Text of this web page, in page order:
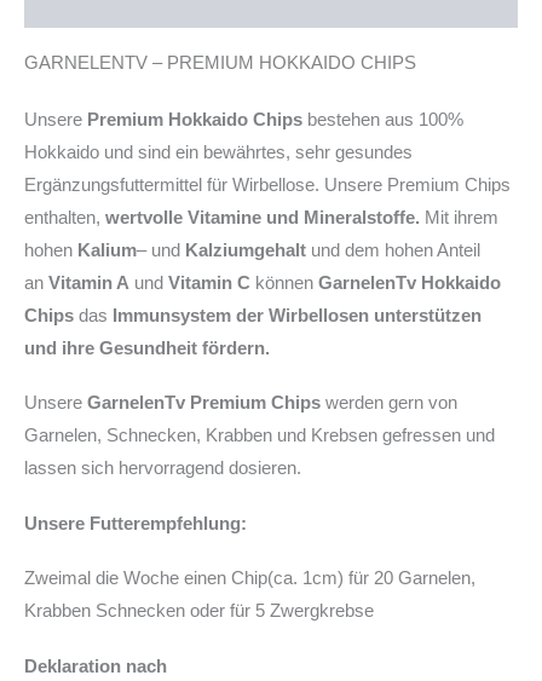
GARNELENTV – PREMIUM HOKKAIDO CHIPS
Unsere Premium Hokkaido Chips bestehen aus 100%
Hokkaido und sind ein bewährtes, sehr gesundes
Ergänzungsfuttermittel für Wirbellose. Unsere Premium Chips
enthalten, wertvolle Vitamine und Mineralstoffe. Mit ihrem
hohen Kalium– und Kalziumgehalt und dem hohen Anteil
an Vitamin A und Vitamin C können GarnelenTv Hokkaido
Chips das Immunsystem der Wirbellosen unterstützen
und ihre Gesundheit fördern.
Unsere GarnelenTv Premium Chips werden gern von
Garnelen, Schnecken, Krabben und Krebsen gefressen und
lassen sich hervorragend dosieren.
Unsere Futterempfehlung:
Zweimal die Woche einen Chip(ca. 1cm) für 20 Garnelen,
Krabben Schnecken oder für 5 Zwergkrebse
Deklaration nach